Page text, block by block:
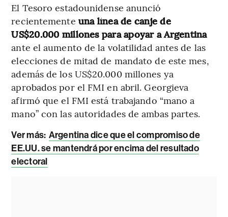
El Tesoro estadounidense anunció
recientemente una línea de canje de
US$20.000 millones para apoyar a Argentina
ante el aumento de la volatilidad antes de las
elecciones de mitad de mandato de este mes,
además de los US$20.000 millones ya
aprobados por el FMI en abril. Georgieva
afirmó que el FMI está trabajando “mano a
mano” con las autoridades de ambas partes.
Ver más: Argentina dice que el compromiso de
EE.UU. se mantendrá por encima del resultado
electoral